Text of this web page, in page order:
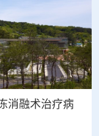
消融术治疗病